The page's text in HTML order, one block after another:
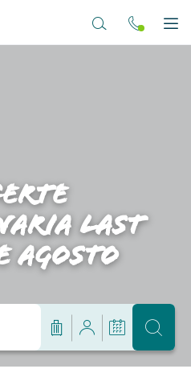
last
agosto